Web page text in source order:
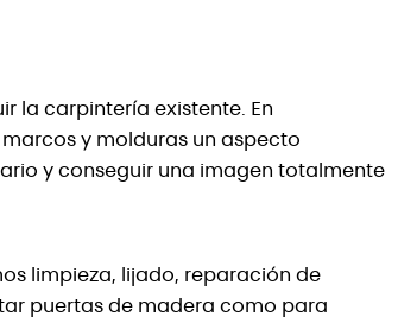
la carpintería existente. En
y molduras un aspecto
y conseguir una imagen totalmente
limpieza, lijado, reparación de
puertas de madera como para